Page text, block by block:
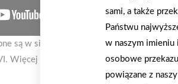
są w sieci składów Grupy PSB,
Więcej informacji o producencie i
sami, a także
Państwu
w naszym imieniu
osobowe
powiązane z